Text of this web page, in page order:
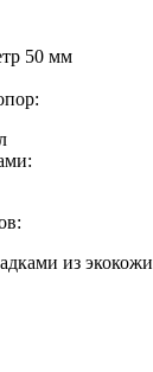
50 мм
из экокожи